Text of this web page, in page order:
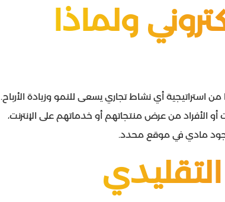
ولماذا
استراتيجية أي نشاط تجاري يسعى للنمو وزيادة الأرباح.
الأفراد من عرض منتجاتهم أو خدماتهم على الإنترنت،
مادي في موقع محدد.
التقليدي